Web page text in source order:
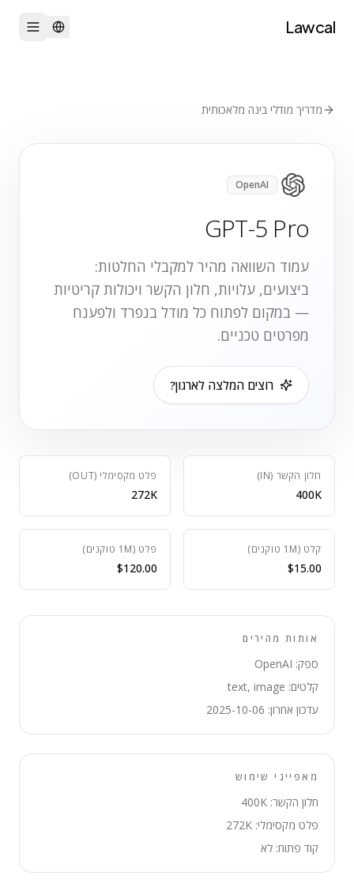
Lawcal
מדריך מודלי בינה מלאכותית
OpenAI
GPT-5 Pro
עמוד השוואה מהיר למקבלי החלטות:
ביצועים, עלויות, חלון הקשר ויכולות קריטיות
— במקום לפתוח כל מודל בנפרד ולפענח
מפרטים טכניים.
רוצים המלצה לארגון?
חלון הקשר (IN)
400K
פלט מקסימלי (OUT)
272K
קלט (1M טוקנים)
$15.00
פלט (1M טוקנים)
$120.00
אותות מהירים
ספק: OpenAI
קלטים: text, image
עדכון אחרון: 2025-10-06
מאפייני שימוש
חלון הקשר: 400K
פלט מקסימלי: 272K
קוד פתוח: לא